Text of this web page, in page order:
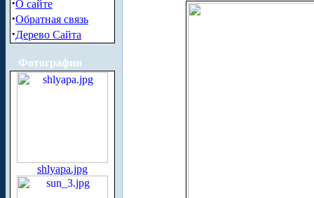
·О сайте
·Обратная связь
·Дерево Сайта
Фотографии
shlyapa.jpg